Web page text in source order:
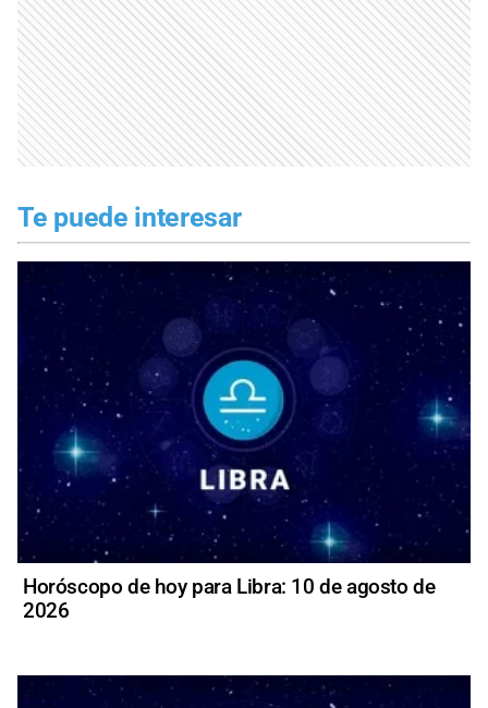
Te puede interesar
Horóscopo de hoy para Libra: 10 de agosto de
2026